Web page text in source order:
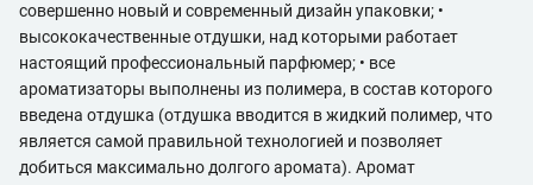
совершенно новый и современный дизайн упаковки; •
высококачественные отдушки, над которыми работает
настоящий профессиональный парфюмер; • все
ароматизаторы выполнены из полимера, в состав которого
введена отдушка (отдушка вводится в жидкий полимер, что
является самой правильной технологией и позволяет
добиться максимально долгого аромата). Аромат